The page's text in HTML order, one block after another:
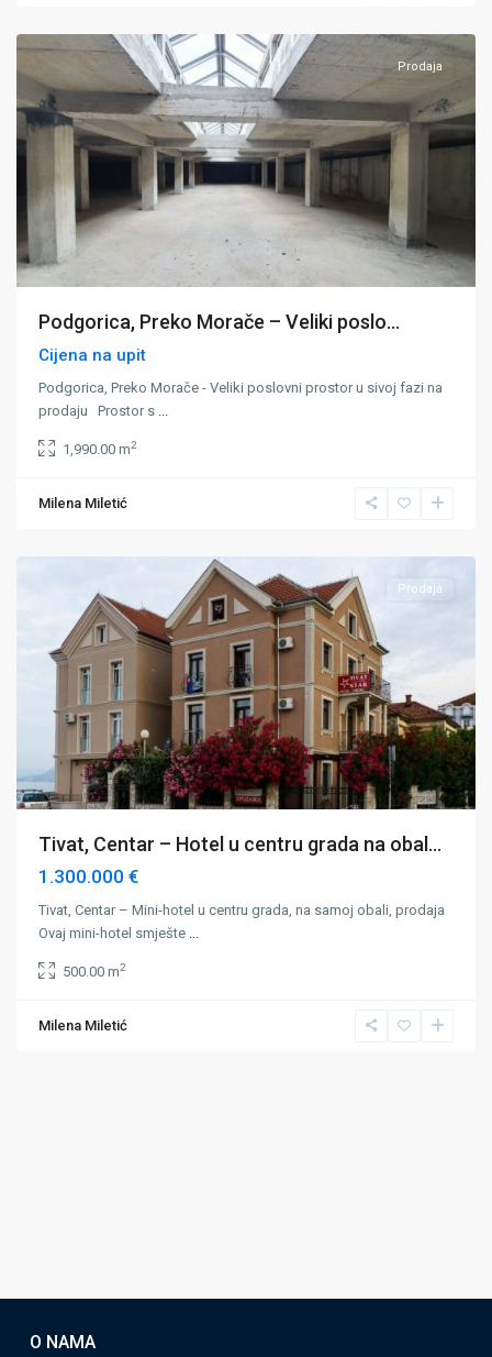
Prodaja
Podgorica, Preko Morače – Veliki poslo...
Cijena na upit
Podgorica, Preko Morače - Veliki poslovni prostor u sivoj fazi na
prodaju Prostor s ...
1,990.00 m2
Milena Miletić
Tivat
Prodaja
Tivat, Centar – Hotel u centru grada na obal...
1.300.000 €
Tivat, Centar – Mini-hotel u centru grada, na samoj obali, prodaja
Ovaj mini-hotel smješte ...
500.00 m2
Milena Miletić
O NAMA